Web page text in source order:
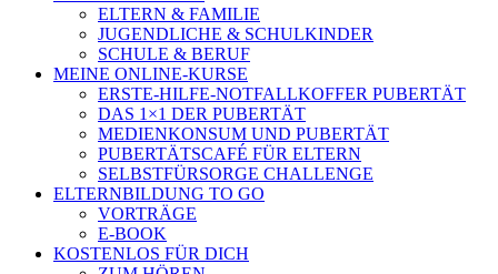
ELTERN & FAMILIE
JUGENDLICHE & SCHULKINDER
SCHULE & BERUF
MEINE ONLINE-KURSE
ERSTE-HILFE-NOTFALLKOFFER PUBERTÄT
DAS 1×1 DER PUBERTÄT
MEDIENKONSUM UND PUBERTÄT
PUBERTÄTSCAFÉ FÜR ELTERN
SELBSTFÜRSORGE CHALLENGE
ELTERNBILDUNG TO GO
VORTRÄGE
E-BOOK
KOSTENLOS FÜR DICH